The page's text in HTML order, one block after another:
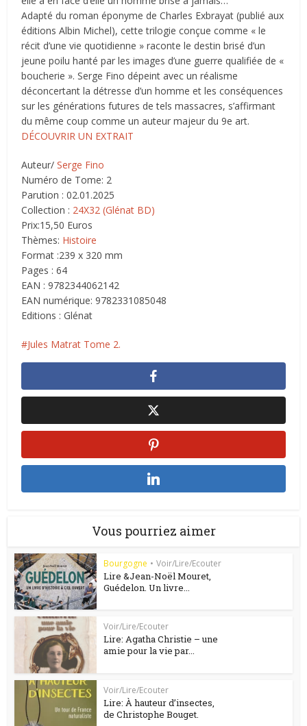
Adapté du roman éponyme de Charles Exbrayat (publié aux
éditions Albin Michel), cette trilogie conçue comme « le
récit d’une vie quotidienne » raconte le destin brisé d’un
jeune poilu hanté par les images d’une guerre qualifiée de «
boucherie ». Serge Fino dépeint avec un réalisme
déconcertant la détresse d’un homme et les conséquences
sur les générations futures de tels massacres, s’affirmant
du même coup comme un auteur majeur du 9e art.
DÉCOUVRIR UN EXTRAIT
Auteur/Serge Fino
Numéro de Tome: 2
Parution : 02.01.2025
Collection : 24X32 (Glénat BD)
Prix:15,50 Euros
Thèmes: Histoire
Format :239 x 320 mm
Pages : 64
EAN : 9782344062142
EAN numérique: 9782331085048
Editions : Glénat
Jules Matrat Tome 2.
Vous pourriez aimer
Bourgogne • Voir/Lire/Ecouter
Lire &Jean-Noël Mouret,
Guédelon. Un livre...
Voir/Lire/Ecouter
Lire: Agatha Christie – une
amie pour la vie par...
Voir/Lire/Ecouter
Lire: À hauteur d’insectes,
de Christophe Bouget.